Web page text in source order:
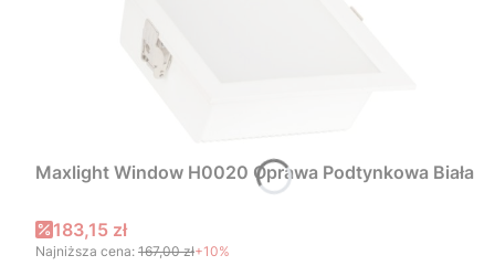
Maxlight Window H0020 Oprawa Podtynkowa Biała
Cena promocyjna
183,15 zł
Najniższa cena: 167,00 zł+10%